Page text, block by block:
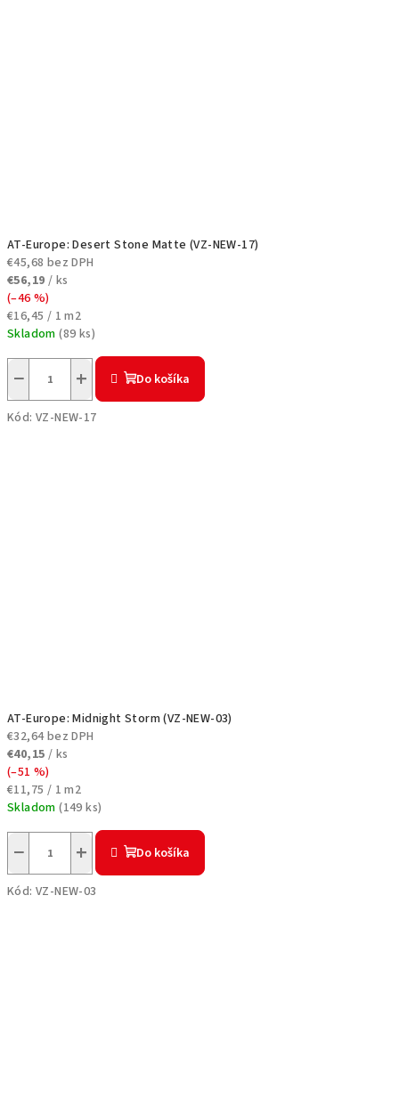
AT-Europe: Desert Stone Matte (VZ-NEW-17)
€45,68 bez DPH
€56,19 / ks
(–46 %)
Jednotková
cena:
€16,45 / 1 m2
Skladom(89 ks)
+
− Do košíka
Kód: VZ-NEW-17
AT-Europe: Midnight Storm (VZ-NEW-03)
€32,64 bez DPH
€40,15 / ks
(–51 %)
Jednotková
cena:
€11,75 / 1 m2
Skladom(149 ks)
+
− Do košíka
Kód: VZ-NEW-03